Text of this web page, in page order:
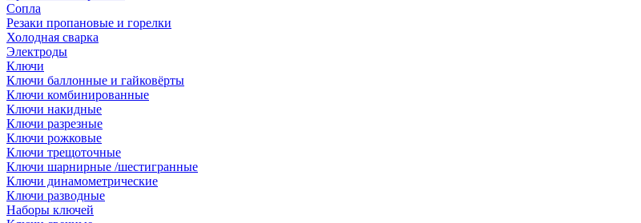
Сопла
Резаки пропановые и горелки
Холодная сварка
Электроды
Ключи
Ключи баллонные и гайковёрты
Ключи комбинированные
Ключи накидные
Ключи разрезные
Ключи рожковые
Ключи трещоточные
Ключи шарнирные /шестигранные
Ключи динамометрические
Ключи разводные
Наборы ключей